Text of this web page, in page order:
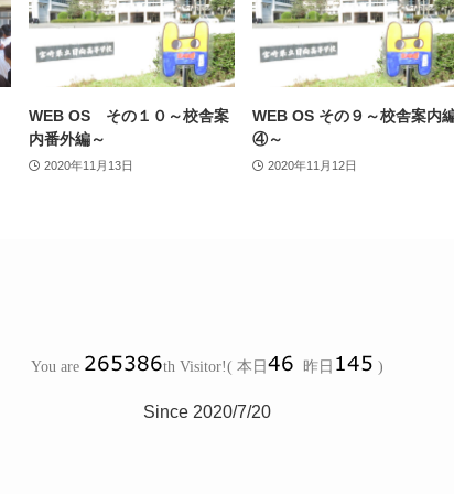
WEB OS その１０～校舎案
内番外編～
2020年11月13日
WEB OS その９～校舎案内
④～
2020年11月12日
Since 2020/7/20